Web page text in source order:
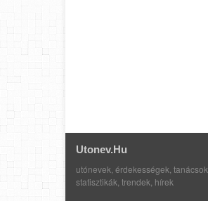
Utonev.hu
utónevek, érdekességek, tanácsok,
statisztikák, trendek, hírek